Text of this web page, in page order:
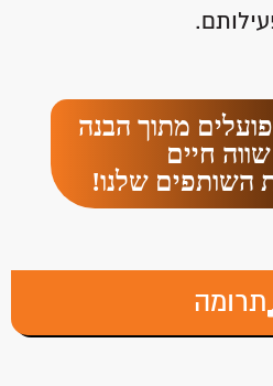
פועלים מתוך הבנה
חיים
השותפים שלנו!
תרומה